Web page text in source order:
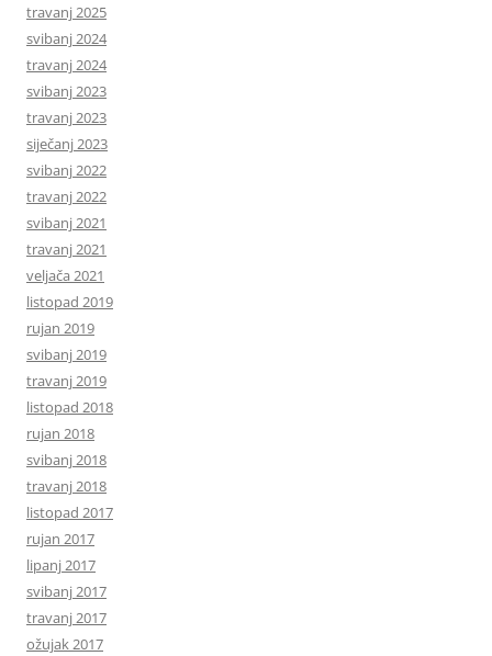
travanj 2025
svibanj 2024
travanj 2024
svibanj 2023
travanj 2023
siječanj 2023
svibanj 2022
travanj 2022
svibanj 2021
travanj 2021
veljača 2021
listopad 2019
rujan 2019
svibanj 2019
travanj 2019
listopad 2018
rujan 2018
svibanj 2018
travanj 2018
listopad 2017
rujan 2017
lipanj 2017
svibanj 2017
travanj 2017
ožujak 2017